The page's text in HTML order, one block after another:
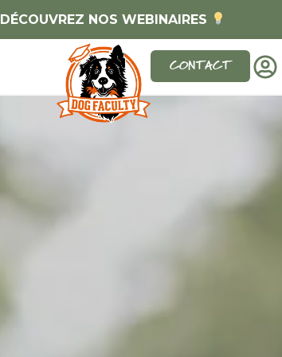
DÉCOUVREZ NOS WEBINAIRES
CONTACT